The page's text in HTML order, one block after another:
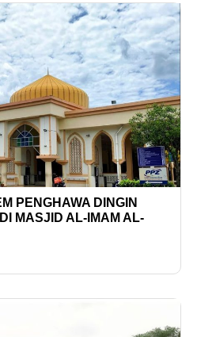
PENGHAWA DINGIN
MASJID AL-IMAM AL-